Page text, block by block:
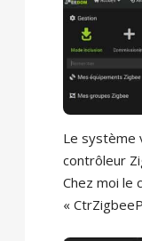
Le système
contrôleur
Chez moi le
«